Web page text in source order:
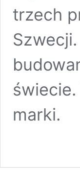
trzech
marki.